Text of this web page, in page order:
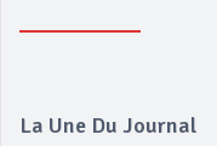
La Une Du Journal